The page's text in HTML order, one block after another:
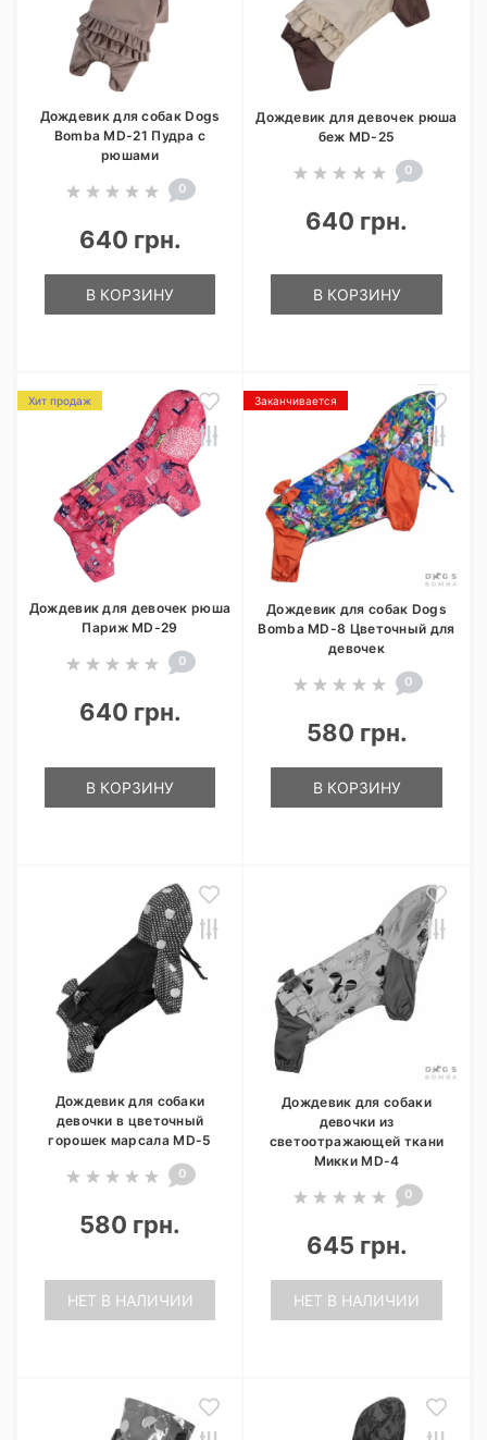
Дождевик для собак Dogs
Bomba MD-21 Пудра с
рюшами
0
640 грн.
В КОРЗИНУ
Дождевик для девочек рюша
беж MD-25
0
640 грн.
В КОРЗИНУ
Хит продаж
Дождевик для девочек рюша
Париж MD-29
0
640 грн.
В КОРЗИНУ
Заканчивается
Дождевик для собак Dogs
Bomba MD-8 Цветочный для
девочек
0
580 грн.
В КОРЗИНУ
Дождевик для собаки
девочки в цветочный
горошек марсала MD-5
0
580 грн.
НЕТ В НАЛИЧИИ
Дождевик для собаки
девочки из
светоотражающей ткани
Микки MD-4
0
645 грн.
НЕТ В НАЛИЧИИ